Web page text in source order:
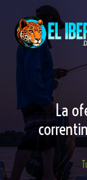
contenido
La